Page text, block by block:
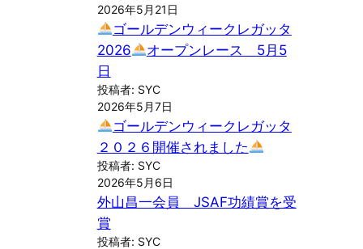
2026年5月21日
ゴールデンウィークレガッタ
2026
オープンレース 5月5
日
投稿者: SYC
2026年5月7日
ゴールデンウィークレガッタ
２０２６開催されました
投稿者: SYC
2026年5月6日
外山昌一会員 JSAF功績賞を受
賞
投稿者: SYC